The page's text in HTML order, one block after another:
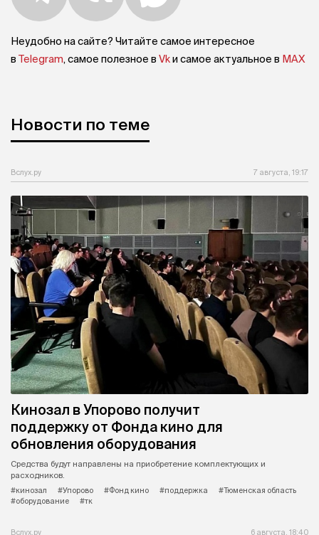
Неудобно на сайте? Читайте самое интересное
в Telegram, самое полезное в Vkи самое актуальное в MAX
Новости по теме
Вслух.ру 7 августа, 19:17
Кинозал в Упорово получит
поддержку от Фонда кино для
обновления оборудования
Средства будут направлены на приобретение комплектующих и
расходников.
#кинозал
#Упорово #Фонд кино #поддержка
#Тюменская область
#оборудование
#тк
Вслух.ру 6 августа, 18:40